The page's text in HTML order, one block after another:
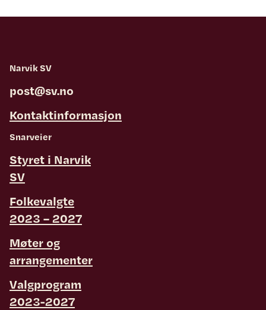
Narvik SV
post@sv.no
Kontaktinformasjon
Snarveier
Styret i Narvik
SV
Folkevalgte
2023 – 2027
Møter og
arrangementer
Valgprogram
2023-2027